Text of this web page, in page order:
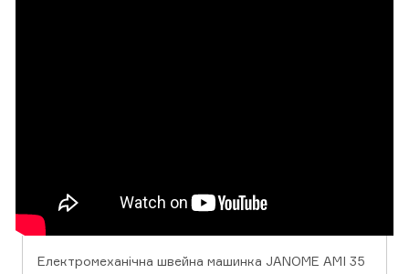
Електромеханічна швейна машинка JANOME AMI 35